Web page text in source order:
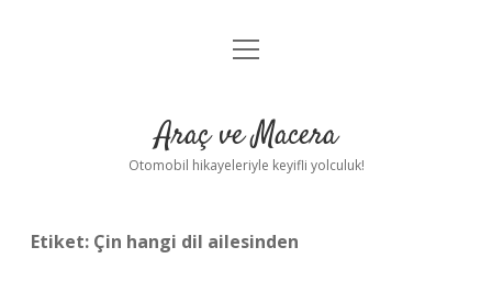
Anasayfa
Yasal Uyarı
menüyü
Araç ve Macera
Otomobil hikayeleriyle keyifli yolculuk!
Etiket: Çin hangi dil ailesinden